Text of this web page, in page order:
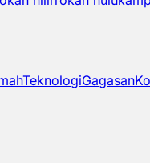
TeknologiGagasan